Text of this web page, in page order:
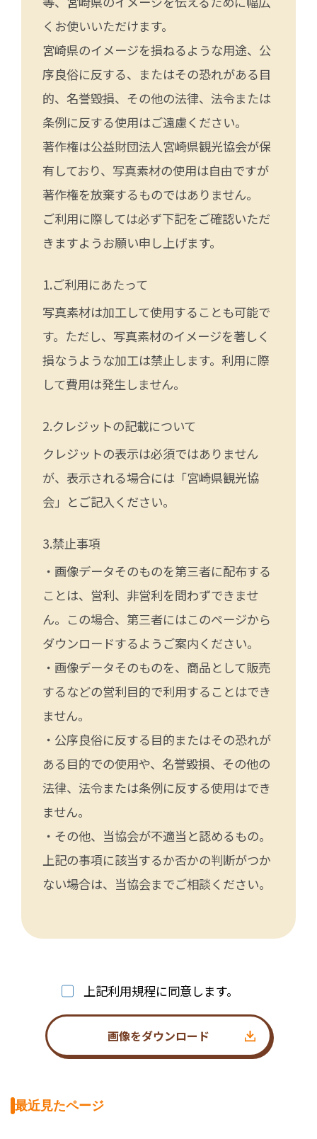
くお使いいただけます。
宮崎県のイメージを損ねるような用途、公
序良俗に反する、またはその恐れがある目
的、名誉毀損、その他の法律、法令または
条例に反する使用はご遠慮ください。
著作権は公益財団法人宮崎県観光協会が保
有しており、写真素材の使用は自由ですが
著作権を放棄するものではありません。
ご利用に際しては必ず下記をご確認いただ
きますようお願い申し上げます。
ご利用にあたって
写真素材は加工して使用することも可能で
す。ただし、写真素材のイメージを著しく
損なうような加工は禁止します。利用に際
して費用は発生しません。
クレジットの記載について
クレジットの表示は必須ではありません
が、表示される場合には「宮崎県観光協
会」とご記入ください。
禁止事項
・画像データそのものを第三者に配布する
ことは、営利、非営利を問わずできませ
ん。この場合、第三者にはこのページから
ダウンロードするようご案内ください。
・画像データそのものを、商品として販売
するなどの営利目的で利用することはでき
ません。
・公序良俗に反する目的またはその恐れが
ある目的での使用や、名誉毀損、その他の
法律、法令または条例に反する使用はでき
ません。
・その他、当協会が不適当と認めるもの。
上記の事項に該当するか否かの判断がつか
ない場合は、当協会までご相談ください。
上記利用規程に同意します。
画像をダウンロード
最近見たページ